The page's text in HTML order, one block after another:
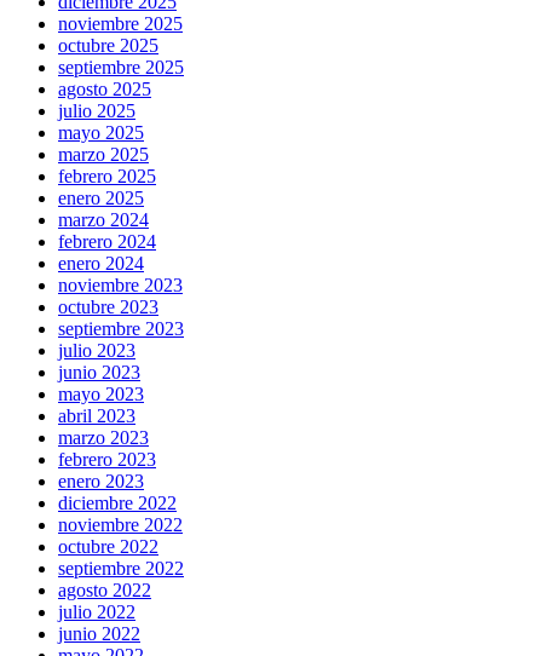
noviembre 2025
octubre 2025
septiembre 2025
agosto 2025
julio 2025
mayo 2025
marzo 2025
febrero 2025
enero 2025
marzo 2024
febrero 2024
enero 2024
noviembre 2023
octubre 2023
septiembre 2023
julio 2023
junio 2023
mayo 2023
abril 2023
marzo 2023
febrero 2023
enero 2023
diciembre 2022
noviembre 2022
octubre 2022
septiembre 2022
agosto 2022
julio 2022
junio 2022